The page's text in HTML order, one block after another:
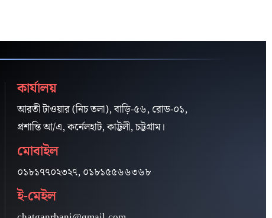
কার্যালয়
আরতী টাওয়ার (নিচ তলা), বাড়ি-৫৬, রোড-০১,
প্রশান্তি আ/এ, কর্নেলহাট, কাট্টলী, চট্টগ্রাম।
মোবাইল
০১৮১৭৭০২৩২৭, ০১৮১৫৫৬৬৩৬৮
ই-মেইল